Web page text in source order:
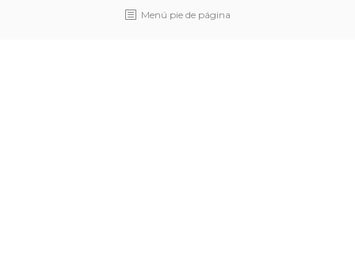
Menú pie de página